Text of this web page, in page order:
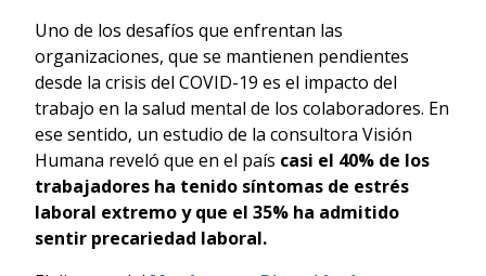
Uno de los desafíos que enfrentan las
organizaciones, que se mantienen pendientes
desde la crisis del COVID-19 es el impacto del
trabajo en la salud mental de los colaboradores. En
ese sentido, un estudio de la consultora Visión
Humana reveló que en el país casi el 40% de los
trabajadores ha tenido síntomas de estrés
laboral extremo y que el 35% ha admitido
sentir precariedad laboral.